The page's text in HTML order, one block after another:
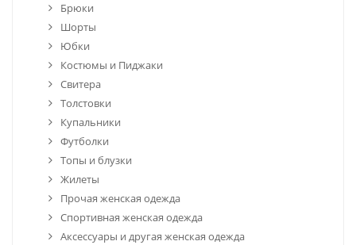
Брюки
Шорты
Юбки
Костюмы и Пиджаки
Свитера
Толстовки
Купальники
Футболки
Топы и блузки
Жилеты
Прочая женская одежда
Спортивная женская одежда
Аксессуары и другая женская одежда